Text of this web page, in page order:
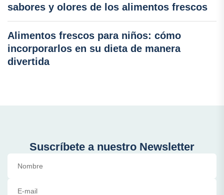
sabores y olores de los alimentos frescos
Alimentos frescos para niños: cómo
incorporarlos en su dieta de manera
divertida
Suscríbete a nuestro Newsletter